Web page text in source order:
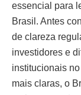
essencial para
Brasil. Antes
de clareza
investidores e
institucionais
mais claras, o